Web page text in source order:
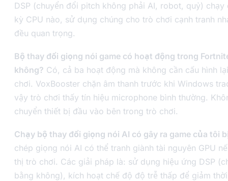
DSP (chuyển đổi pitch không phải AI, robot, quỷ) chạy
kỳ CPU nào, sử dụng chúng cho trò chơi cạnh tranh
đều quan trọng.
Bộ thay đổi giọng nói game có hoạt động trong
không? Có, cả ba hoạt động mà không cần cấu hình
chơi. VoxBooster chặn âm thanh trước khi Windows
vậy trò chơi thấy tín hiệu microphone bình thường.
chuyển thiết bị đầu vào bên trong trò chơi.
Chạy bộ thay đổi giọng nói AI có gây ra game của tôi
chép giọng nói AI có thể tranh giành tài nguyên GPU
thị trò chơi. Các giải pháp là: sử dụng hiệu ứng DSP
bằng không), kích hoạt chế độ độ trễ thấp để giảm